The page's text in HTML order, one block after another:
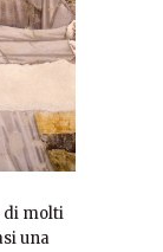
di molti
una